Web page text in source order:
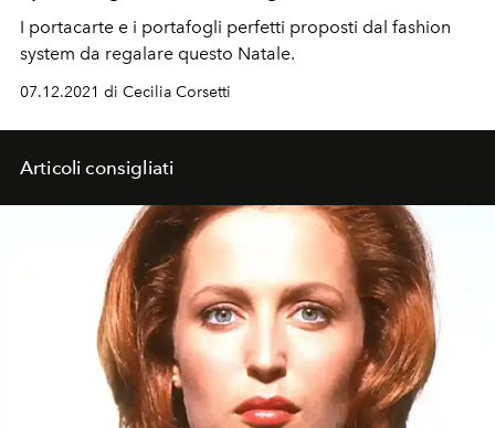
I portacarte e i portafogli perfetti proposti dal fashion
system da regalare questo Natale.
07.12.2021 di Cecilia Corsetti
Articoli consigliati